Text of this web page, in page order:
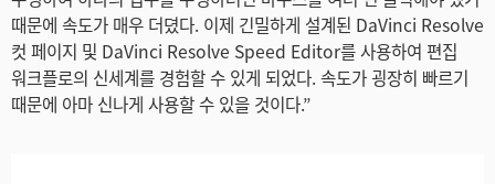
때문에 속도가 매우 더뎠다. 이제 긴밀하게 설계된 DaVinci Resolve
컷 페이지 및 DaVinci Resolve Speed Editor를 사용하여 편집
워크플로의 신세계를 경험할 수 있게 되었다. 속도가 굉장히 빠르기
때문에 아마 신나게 사용할 수 있을 것이다.”